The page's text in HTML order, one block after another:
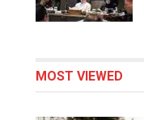
MOST VIEWED